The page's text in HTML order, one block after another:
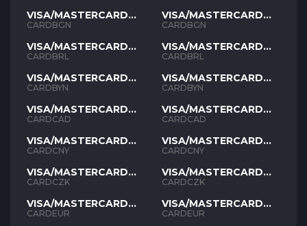
VISA/MASTERCARD
BGN
CARDBGN
VISA/MASTERCARD
BRL
CARDBRL
VISA/MASTERCARD
BYN
CARDBYN
VISA/MASTERCARD
CAD
CARDCAD
VISA/MASTERCARD
CNY
CARDCNY
VISA/MASTERCARD
CZK
CARDCZK
VISA/MASTERCARD
EUR
CARDEUR
VISA/MASTERCARD
BGN
CARDBGN
VISA/MASTERCARD
BRL
CARDBRL
VISA/MASTERCARD
BYN
CARDBYN
VISA/MASTERCARD
CAD
CARDCAD
VISA/MASTERCARD
CNY
CARDCNY
VISA/MASTERCARD
CZK
CARDCZK
VISA/MASTERCARD
EUR
CARDEUR